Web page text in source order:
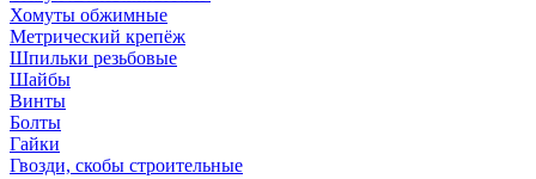
Хомуты обжимные
Метрический крепёж
Шпильки резьбовые
Шайбы
Винты
Болты
Гайки
Гвозди, скобы строительные